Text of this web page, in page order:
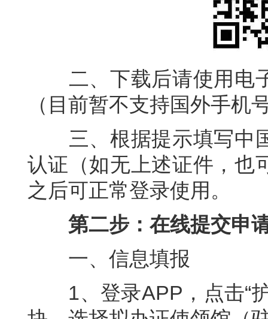
二、下载后请使用电子
（目前暂不支持国外手机
三、根据提示填写中国
认证（如无上述证件，也
之后可正常登录使用。
第二步：在线提交申
一、信息填报
1、登录APP，点击“护